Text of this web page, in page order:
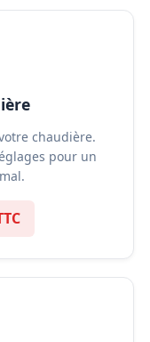
chaudière.
pour un